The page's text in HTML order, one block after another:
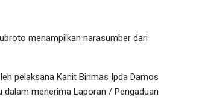
menampilkan narasumber dari
pelaksana Kanit Binmas Ipda Damos
dalam menerima Laporan / Pengaduan